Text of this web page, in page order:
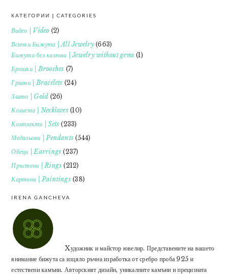
FOOTER
КАТЕГОРИИ | CATEGORIES
Видео | Video (2)
Всички Бижута | All Jewelry(663)
Бижута без камъни | Jewelry without gems (1)
Брошки | Brooches (7)
Гривни | Bracelets (24)
Злато | Gold (26)
Колиета | Necklaces(10)
Комплекти | Sets (233)
Медальони | Pendants (544)
Обеци | Earrings (237)
Пръстени | Rings (212)
Картини | Paintings(38)
IRENA GANCHEVA
Xудожник и майстор ювелир. Представените на вашето
внимание бижута са изцяло ръчна изработка от сребро проба 925 и
естествени камъни. Авторският дизайн, уникалните камъни и прецизната